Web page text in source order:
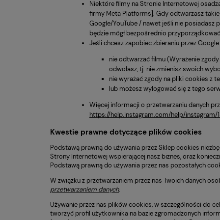
Niektóre filmy na Stronie Internetowej
firmy Meta Platforms]. Gdy odtwarzasz
Google/YouTube / nawet jeśli nie posiadasz
będzie mógł bezpośrednio
Jeśli chcesz zapobiec zbieraniu przez
nie odtwarzać filmu (Wyrażenie
odwołasz, tj. nie zmienisz swoich
nie wyrażać zgody na pliki cookies z
lub możesz wylogować się z tego
Więcej informacji o przetwarzaniu danych
https://help.instagram.com/help/instagram/
Kwestie prawne dotyczące plików cookies
Podstawą prawną do używania przez Sklep cookies
Strony Internetowej wspierającej nasz biznes, oraz
Podstawą prawną do używania przez nas pozostałych
W związku z przetwarzaniem przez nas Twoich danych
przetwarzaniem danych.
Używanie przez nas plików cookies, w szczególności do
tworzyć profil użytkownika na bazie zgromadzonych